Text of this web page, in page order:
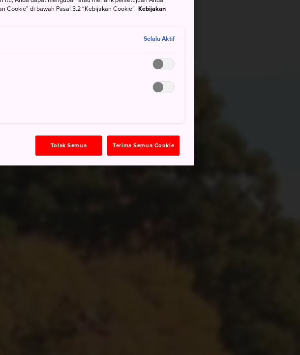
Cookie” di bawah Pasal 3.2 “Kebijakan Cookie”. Kebijakan
Selalu Aktif
Tolak Semua Terima Semua Cookie